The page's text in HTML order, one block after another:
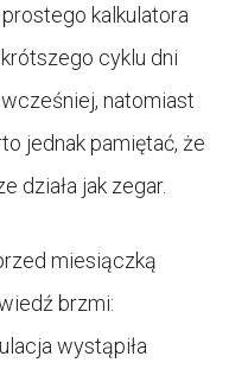
kalkulatora
cyklu dni
natomiast
jednak pamiętać, że
działa jak zegar.
miesiączką
brzmi:
wystąpiła